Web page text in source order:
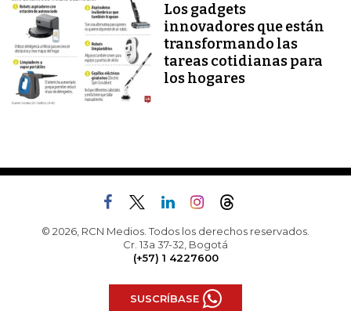
Los gadgets
innovadores que están
transformando las
tareas cotidianas para
los hogares
© 2026, RCN Medios. Todos los derechos reservados.
Cr. 13a 37-32, Bogotá
(+57) 1 4227600
SUSCRÍBASE